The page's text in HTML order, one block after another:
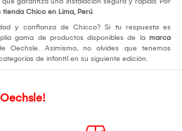
tienda Chico en Lima, Perú.
y confianza de Chicco? Si tu respuesta es
gama de productos disponibles de la marca
Oechsle. Asimismo, no olvides que tenemos
de infantil en su siguiente edición.